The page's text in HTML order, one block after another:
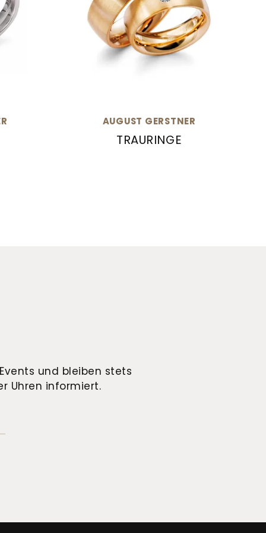
AUGUST GERSTNER
TRAURINGE
und bleiben stets
Uhren informiert.